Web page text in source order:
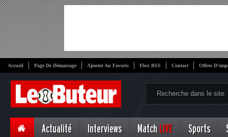
Accueil Page De Démarrage Ajouter Au Favoris Flux RSS Contact Offres
Actualité Interviews Match LIVE Sports